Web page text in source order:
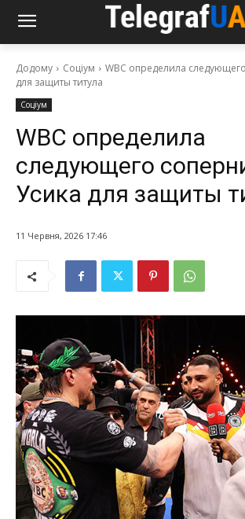
Додому Соціум
WBC определила
для защиты титула
Соціум
WBC определила
следующего
Усика для защиты
11 Червня, 2026 17:46